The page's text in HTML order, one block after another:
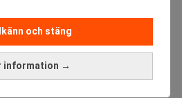
information →
och stäng
styrning och kontroll till Alecta
06/2026